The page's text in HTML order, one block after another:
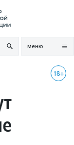
меню
18+